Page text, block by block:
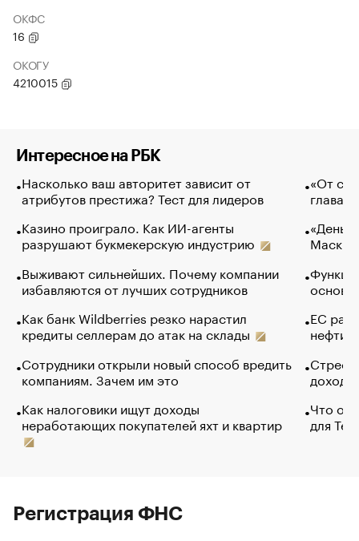
ОКФС
16
ОКОГУ
4210015
Интересное на РБК
Насколько ваш авторитет зависит от
атрибутов престижа? Тест для лидеров
Казино проиграло. Как ИИ-агенты
разрушают букмекерскую индустрию
Выживают сильнейших. Почему компании
избавляются от лучших сотрудников
Как банк Wildberries резко нарастил
кредиты селлерам до атак на склады
Сотрудники открыли новый способ вредить
компаниям. Зачем им это
Как налоговики ищут доходы
неработающих покупателей яхт и квартир
«От
глава
Маск в
основ
ЕС
нефти
Что
для
Регистрация ФНС